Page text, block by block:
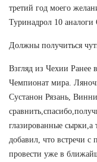
третий год моего
Туринадрол 10
Должны получиться
Взгляд из Чехии Ранее
Чемпионат мира.
Сустанон Рязань,
глазированные сырки,а
добавил, что встречи с
провести уже в